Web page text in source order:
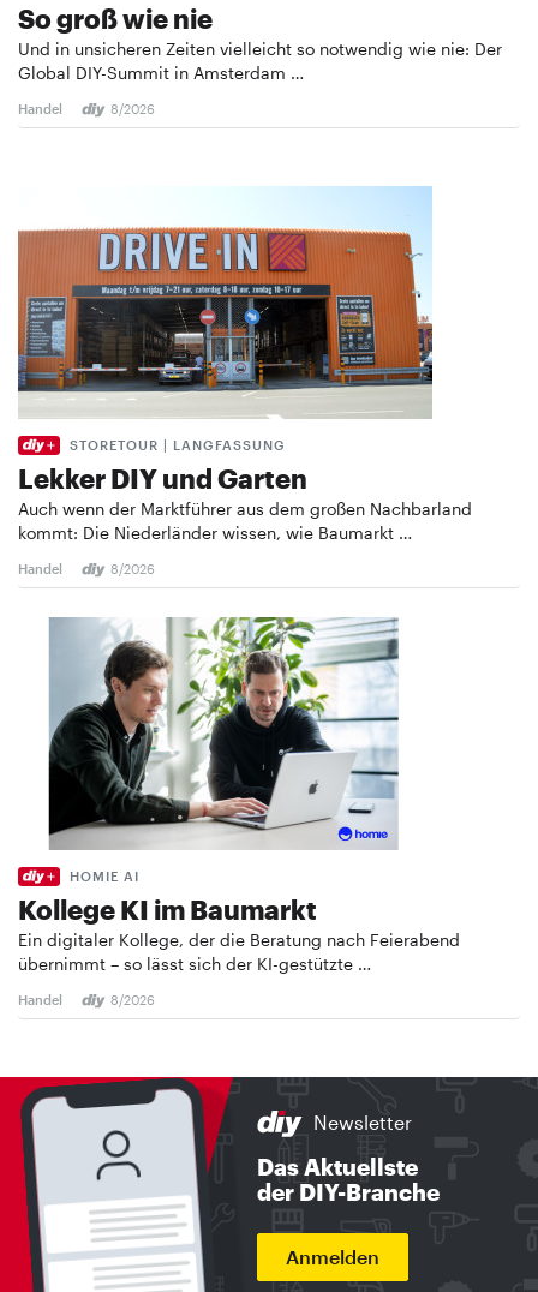
So groß wie nie
Und in unsicheren Zeiten vielleicht so notwendig wie nie: Der
Global DIY-Summit in Amsterdam …
Handel 8/2026
STORETOUR | LANGFASSUNG
Lekker DIY und Garten
Auch wenn der Marktführer aus dem großen Nachbarland
kommt: Die Niederländer wissen, wie Baumarkt …
Handel 8/2026
HOMIE AI
Kollege KI im Baumarkt
Ein digitaler Kollege, der die Beratung nach Feierabend
übernimmt – so lässt sich der KI-gestützte …
Handel 8/2026
Newsletter
Das Aktuellste
der DIY-Branche
Anmelden